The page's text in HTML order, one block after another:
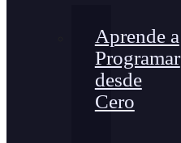
Aprende a
Programar
desde
Cero